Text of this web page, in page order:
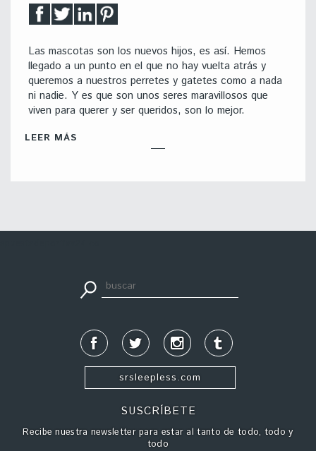
Las mascotas son los nuevos hijos, es así. Hemos
llegado a un punto en el que no hay vuelta atrás y
queremos a nuestros perretes y gatetes como a nada
ni nadie. Y es que son unos seres maravillosos que
viven para querer y ser queridos, son lo mejor.
LEER MÁS
srsleepless.com
SUSCRÍBETE
Recibe nuestra newsletter para estar al tanto de todo, todo y
todo